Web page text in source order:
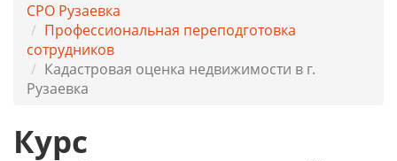
СРО Рузаевка
Профессиональная переподготовка
сотрудников
Кадастровая оценка недвижимости в г.
Рузаевка
Курс